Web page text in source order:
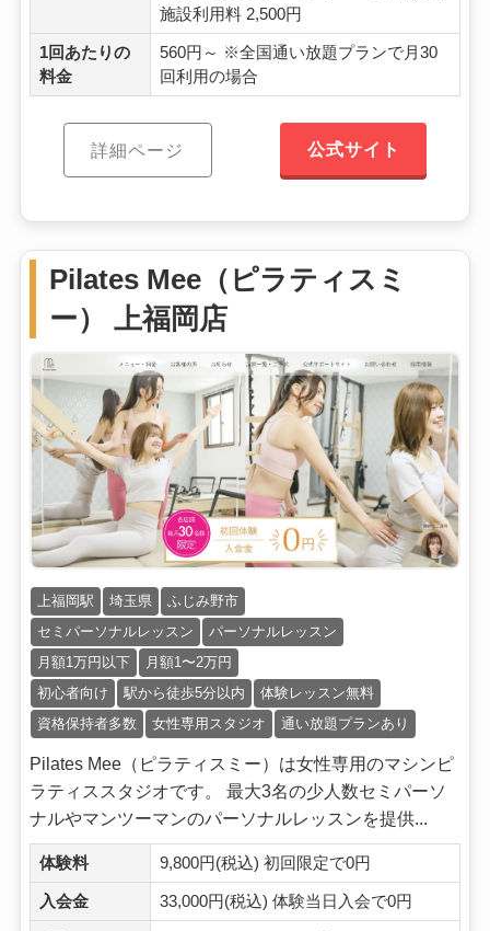
施設利用料 2,500円
1回あたりの
料金
560円～ ※全国通い放題プランで月30
回利用の場合
詳細ページ 公式サイト
Pilates Mee（ピラティスミ
ー） 上福岡店
上福岡駅 埼玉県
ふじみ野市
セミパーソナルレッスン
パーソナルレッスン
月額1万円以下
月額1〜2万円
初心者向け
駅から徒歩5分以内
体験レッスン無料
資格保持者多数
女性専用スタジオ 通い放題プランあり
Pilates Mee（ピラティスミー）は女性専用のマシンピ
ラティススタジオです。 最大3名の少人数セミパーソ
ナルやマンツーマンのパーソナルレッスンを提供...
体験料 9,800円(税込) 初回限定で0円
入会金 33,000円(税込) 体験当日入会で0円